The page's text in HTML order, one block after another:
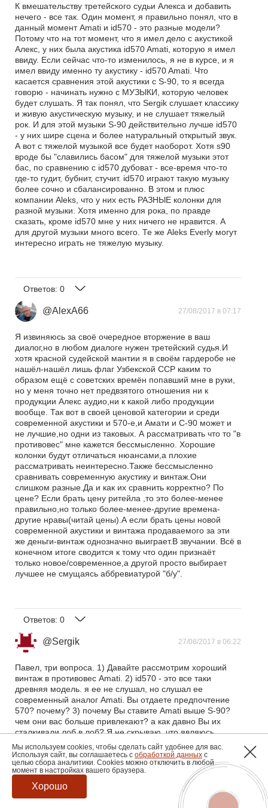
К вмешательству третейского судьи Алекса и добавить
нечего - все так. Один момент, я правильно понял, что в
данный момент Amati и id570 - это разные модели?
Потому что на тот момент, что я имел дело с акустикой
Алекс, у них была акустика id570 Amati, которую я имел
ввиду. Если сейчас что-то изменилось, я не в курсе, и я
имел ввиду именно ту акустику - id570 Amati. Что
касается сравнения этой акустики с S-90, то я всегда
говорю - начинать нужно с МУЗЫКИ, которую человек
будет слушать. Я так понял, что Sergik слушает классику
и живую акустическую музыку, и не слушает тяжелый
рок. И для этой музыки S-90 действительно лучше id570
- у них шире сцена и более натуральный открытый звук.
А вот с тяжелой музыкой все будет наоборот. Хотя s90
вроде бы "славились басом" для тяжелой музыки этот
бас, по сравнению с id570 дубоват - все-время что-то
где-то гудит, бубнит, стучит. id570 играют такую музыку
более сочно и сбалансированно. В этом и плюс
компании Aleks, что у них есть РАЗНЫЕ колонки для
разной музыки. Хотя именно для рока, по правде
сказать, кроме id570 мне у них ничего не нравится. А
для другой музыки много всего. Те же Aleks Everly могут
интересно играть не тяжелую музыку.
Ответов: 0
@AlexA66 27/08/2017 в 07:17
Я извиняюсь за своё очередное вторжение в ваш
диалог,но в любом диалоге нужен третейский судья.И
хотя красной судейской мантии я в своём гардеробе не
нашёл-нашёл лишь флаг Узбекской ССР каким то
образом ещё с советских времён попавший мне в руки,
но у меня точно нет предвзятого отношения ни к
продукции Алекс аудио,ни к какой либо продукции
вообще. Так вот в своей ценовой категории и среди
современной акустики и 570-е,и Амати и С-90 может и
не лучшие,но одни из таковых. А рассматривать что то "в
противовес" мне кажется бессмысленно. Хорошие
колонки будут отличаться нюансами,а плохие
рассматривать неинтересно.Также бессмысленно
сравнивать современную акустику и винтаж.Они
слишком разные.Да и как их сравнить корректно? По
цене? Если брать цену ритейла ,то это более-менее
правильно,но только более-менее-другие времена-
другие нравы(читай цены).А если брать цены новой
современной акустики и винтажа продаваемого за эти
же деньги-винтаж однозначно выиграет.В звучании. Всё в
конечном итоге сводится к тому что один признаёт
только новое/современное,а другой просто выбирает
лучшее не смущаясь аббревиатурой "б/у".
Ответов: 0
@Sergik 27/08/2017 в 06:22
Павел, три вопроса. 1) Давайте рассмотрим хороший
винтаж в противовес Amati. 2) id570 - это все таки
древняя модель. я ее не слушал, но слушал ее
современный аналог Amati. Вы отдаете предпочтение
570? почему? 3) почему Вы ставите Amati выше S-90?
чем они вас больше привлекают? а как давно Вы их
сталкивали лоб в лоб? Я не скрываю, что являюсь
поклонником Aleks и владею S-90 2017 года, почему
имею личный интерес в данной теме. Мне интересно
любое мнение об этих двух моделях в первую очередь ,
а также конкурентах , исходя из бюджета до 200р.
заранее спасибо.
Мы используем cookies, чтобы сделать сайт удобнее для вас.
Используя сайт, вы соглашаетесь с обработкой данных с
целью сбора аналитики. Cookies можно отключить в любой
момент в настройках вашего браузера.
Хорошо